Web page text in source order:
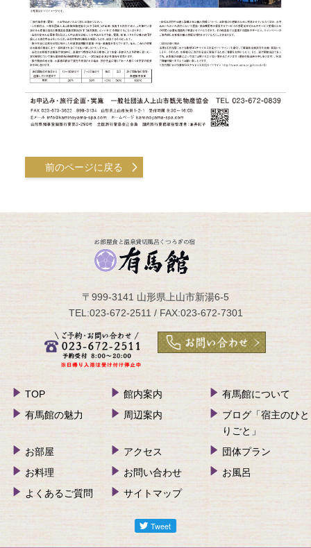
前のページに戻る
〒999-3141 山形県上山市新湯6-5
TEL:023-672-2511 / FAX:023-672-7301
TOP 館内案内
有馬館について
有馬館の魅力
周辺案内
ブログ「宿主のひと
りごと」
お部屋
アクセス
団体プラン
お料理
お問い合わせ
お風呂
よくあるご質問
サイトマップ